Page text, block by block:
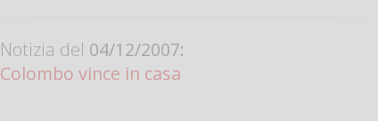
Notizia del 04/12/2007:
Colombo vince in casa